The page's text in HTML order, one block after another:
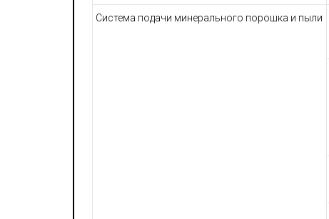
Система подачи минерального порошка и пыли